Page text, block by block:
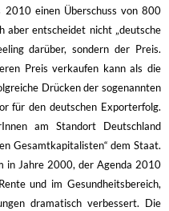
einen Überschuss von 800
aber entscheidet nicht „deutsche
darüber, sondern der Preis.
Preis verkaufen kann als die
Drücken der sogenannten
für den deutschen Exporterfolg.
am Standort Deutschland
Gesamtkapitalisten“ dem Staat.
in Jahre 2000, der Agenda 2010
und im Gesundheitsbereich,
dramatisch verbessert. Die